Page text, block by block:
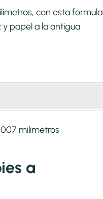
con esta fórmula
y papel a la antigua
milimetros
a